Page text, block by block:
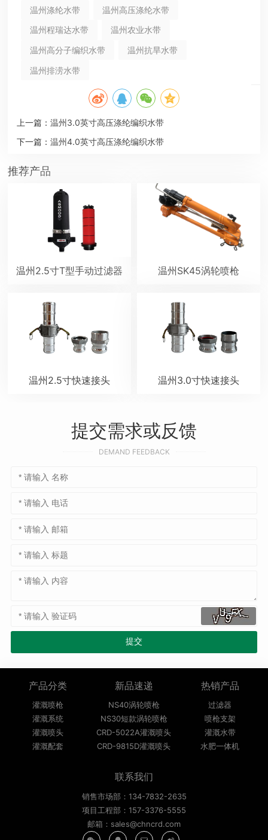
温州涤纶水带
温州高压涤纶水带
温州程瑞达水带
温州农业水带
温州高分子编织水带
温州抗旱水带
温州排涝水带
上一篇： 温州3.0英寸高压涤纶编织水带
下一篇： 温州4.0英寸高压涤纶编织水带
推荐产品
温州2.5寸T型手动过滤器 温州SK45涡轮喷枪
温州2.5寸快速接头 温州3.0寸快速接头
提交需求或反馈
DEMAND FEEDBACK
产品分类
灌溉喷枪
灌溉系统
灌溉喷头
灌溉配套
新品速递
NS40涡轮喷枪
NS30短款涡轮喷枪
CRD-5022A灌溉喷头
CRD-9815D灌溉喷头
热销产品
过滤器
喷枪支架
灌溉水带
水肥一体机
联系我们
销售市场部：134-7832-2635
项目工程部：157-3376-5555
邮箱：sales@chncrd.com